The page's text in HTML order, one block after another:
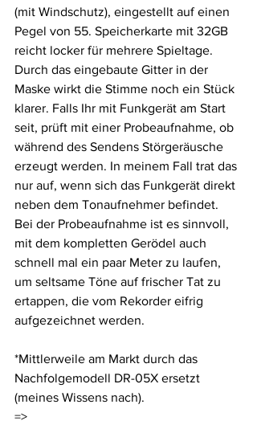
(mit Windschutz), eingestellt auf einen
Pegel von 55. Speicherkarte mit 32GB
reicht locker für mehrere Spieltage.
Durch das eingebaute Gitter in der
Maske wirkt die Stimme noch ein Stück
klarer. Falls Ihr mit Funkgerät am Start
seit, prüft mit einer Probeaufnahme, ob
während des Sendens Störgeräusche
erzeugt werden. In meinem Fall trat das
nur auf, wenn sich das Funkgerät direkt
neben dem Tonaufnehmer befindet.
Bei der Probeaufnahme ist es sinnvoll,
mit dem kompletten Gerödel auch
schnell mal ein paar Meter zu laufen,
um seltsame Töne auf frischer Tat zu
ertappen, die vom Rekorder eifrig
aufgezeichnet werden.
*Mittlerweile am Markt durch das
Nachfolgemodell DR-05X ersetzt
(meines Wissens nach).
=>